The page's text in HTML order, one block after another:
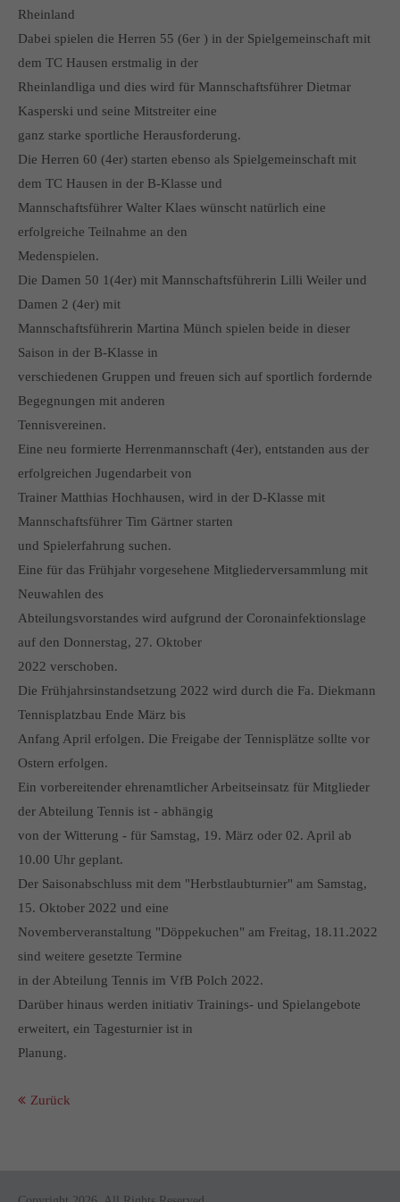
info@yourdomain.com
About us
Lorem ipsum dolor sit amet, consectetuer adipiscing elit.
sociis natoque penatibus et magnis dis parturient montes,
nascetur ridiculus mus. Donec quam felis, ultricies nec.
Rheinland
Dabei spielen die Herren 55 (6er ) in der Spielgemeinschaft mit
dem TC Hausen erstmalig in der
Rheinlandliga und dies wird für Mannschaftsführer Dietmar
Kasperski und seine Mitstreiter eine
ganz starke sportliche Herausforderung.
Die Herren 60 (4er) starten ebenso als Spielgemeinschaft mit
dem TC Hausen in der B-Klasse und
Mannschaftsführer Walter Klaes wünscht natürlich eine
erfolgreiche Teilnahme an den
Medenspielen.
Die Damen 50 1(4er) mit Mannschaftsführerin Lilli Weiler und
Damen 2 (4er) mit
Mannschaftsführerin Martina Münch spielen beide in dieser
Saison in der B-Klasse in
verschiedenen Gruppen und freuen sich auf sportlich fordernde
Begegnungen mit anderen
Tennisvereinen.
Eine neu formierte Herrenmannschaft (4er), entstanden aus der
erfolgreichen Jugendarbeit von
Trainer Matthias Hochhausen, wird in der D-Klasse mit
Mannschaftsführer Tim Gärtner starten
und Spielerfahrung suchen.
Eine für das Frühjahr vorgesehene Mitgliederversammlung mit
Neuwahlen des
Abteilungsvorstandes wird aufgrund der Coronainfektionslage
auf den Donnerstag, 27. Oktober
2022 verschoben.
Die Frühjahrsinstandsetzung 2022 wird durch die Fa. Diekmann
Tennisplatzbau Ende März bis
Anfang April erfolgen. Die Freigabe der Tennisplätze sollte vor
Ostern erfolgen.
Ein vorbereitender ehrenamtlicher Arbeitseinsatz für Mitglieder
der Abteilung Tennis ist - abhängig
von der Witterung - für Samstag, 19. März oder 02. April ab
10.00 Uhr geplant.
Der Saisonabschluss mit dem "Herbstlaubturnier" am Samstag,
15. Oktober 2022 und eine
Novemberveranstaltung "Döppekuchen" am Freitag, 18.11.2022
sind weitere gesetzte Termine
in der Abteilung Tennis im VfB Polch 2022.
Darüber hinaus werden initiativ Trainings- und Spielangebote
erweitert, ein Tagesturnier ist in
Planung.
Zurück